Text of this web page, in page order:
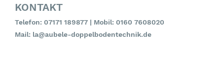
KONTAKT
Telefon: 07171 189877| Mobil: 0160 7608020
Mail: la@aubele-doppelbodentechnik.de